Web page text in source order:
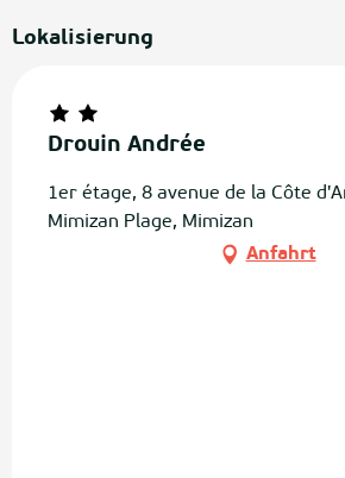
Lokalisierung
Drouin Andrée
1er étage, 8 avenue de la Côte
Mimizan Plage, Mimizan
Anfahrt